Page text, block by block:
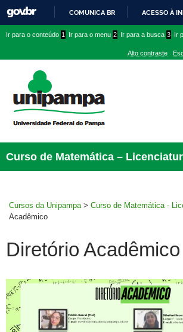
PARA
CONTEÚDO
COMUNICA BR ACESSO À
conteúdo
menu
superior
menu
Ir para o conteúdo 1 Ir para o menu 2 Ir para a busca 3 Ir
Alto contraste
Curso de Matemática –
Cursos da Unipampa > Curso de Matemática -
Acadêmico
Diretório Acadêmico